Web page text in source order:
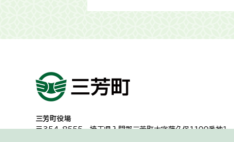
三芳町役場
〒354-8555埼玉県入間郡三芳町大字藤久保1100番地１